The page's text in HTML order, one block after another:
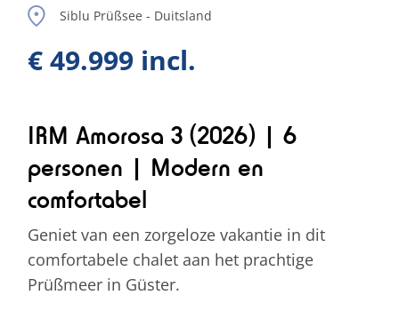
Siblu Prüßsee - Duitsland
€ 49.999 incl.
IRM Amorosa 3 (2026) | 6
personen | Modern en
comfortabel
Geniet van een zorgeloze vakantie in dit
comfortabele chalet aan het prachtige
Prüßmeer in Güster.